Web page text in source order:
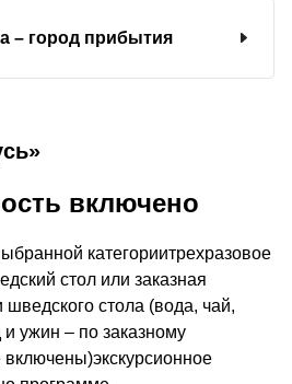
– город прибытия
включено
категориитрехразовое
стол или заказная
стола (вода, чай,
ужин – по заказному